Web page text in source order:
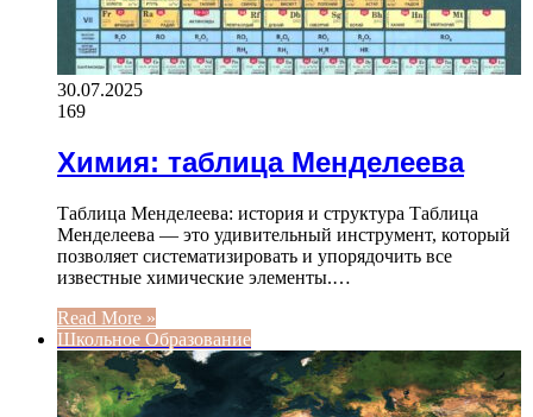
30.07.2025
169
Химия: таблица Менделеева
Таблица Менделеева: история и структура Таблица
Менделеева — это удивительный инструмент, который
позволяет систематизировать и упорядочить все
известные химические элементы.…
Read More »
Школьное Образование